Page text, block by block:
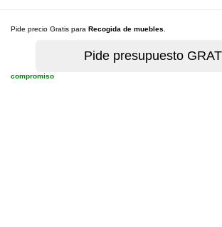
Pide precio Gratis para Recogida de muebles
compromiso